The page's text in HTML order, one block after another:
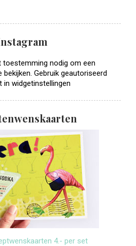
nodig om een
Gebruik geautoriseerd
in widgetinstellingen
4.- per set